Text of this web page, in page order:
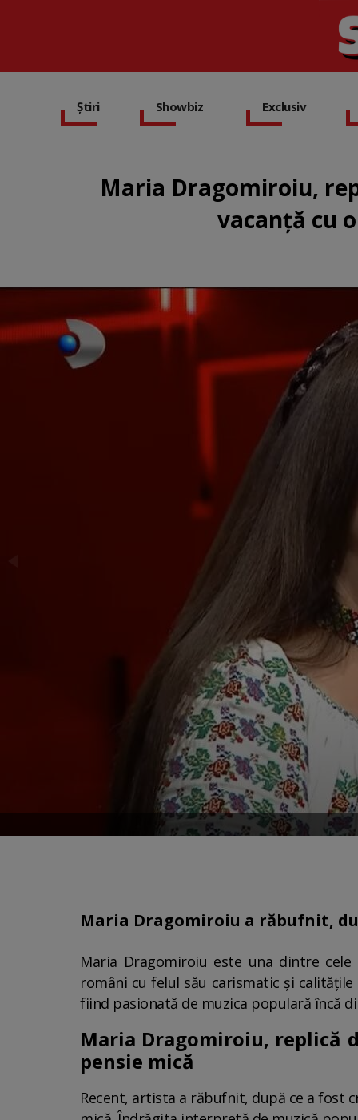
Știri Showbiz Exclusiv
Maria Dragomiroiu,
vacanță cu
Maria Dragomiroiu a răbufnit,
Maria Dragomiroiu este una dintre
români cu felul său carismatic și
fiind pasionată de muzica populară încă
Maria Dragomiroiu, replică
pensie mică
Recent, artista a răbufnit, după ce a fost